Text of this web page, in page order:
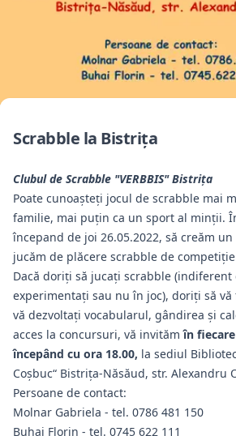
Scrabble la Bistriţa
Clubul de Scrabble "VERBBIS" Bistriţa
Poate cunoașteți jocul de scrabble mai
familie, mai puțin ca un sport al minții.
începand de joi 26.05.2022, să creăm
jucăm de plăcere scrabble de
Dacă doriţi să jucaţi scrabble (indiferent
experimentaţi sau nu în joc), doriţi să
vă dezvoltaţi vocabularul, gândirea şi
acces la concursuri, vă invităm în
începând cu ora 18.00, la sediul
Coşbuc“ Bistriţa-Năsăud, str. Alexandru
Persoane de contact:
Molnar Gabriela - tel. 0786 481 150
Buhai Florin - tel. 0745 622 111